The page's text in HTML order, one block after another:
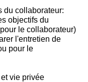
du collaborateur:
objectifs du
le collaborateur)
l'entretien de
pour le
vie privée